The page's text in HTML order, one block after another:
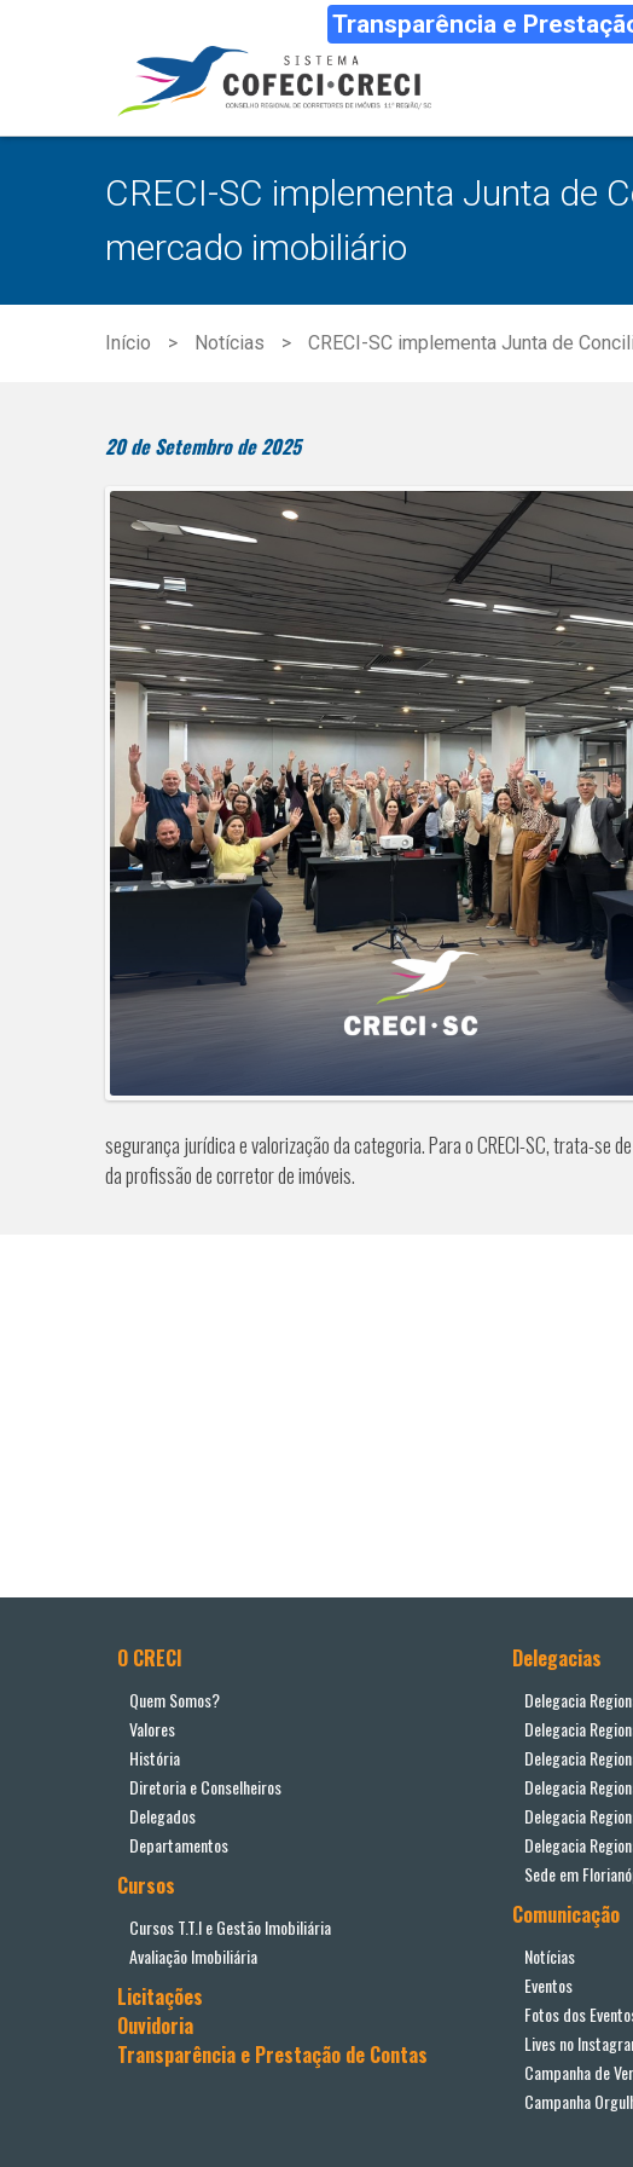
Transparência e
CRECI-SC implementa Junta de
mercado imobiliário
Início Notícias CRECI-SC implementa Junta de
20 de Setembro de 2025
segurança jurídica e valorização da categoria. Para o CRECI-SC, trata-se
da profissão de corretor de imóveis.
O CRECI
Quem Somos?
Valores
História
Diretoria e Conselheiros
Delegados
Departamentos
Cursos
Cursos T.T.I e Gestão Imobiliária
Avaliação Imobiliária
Licitações
Ouvidoria
Transparência e Prestação de Contas
Delegacias
Delegacia
Delegacia
Delegacia
Delegacia
Delegacia
Delegacia
Sede em
Comunicação
Notícias
Eventos
Fotos dos
Lives no
Campanha de
Campanha